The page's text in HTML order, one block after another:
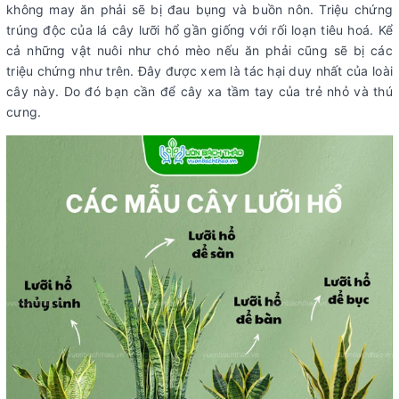
không may ăn phải sẽ bị đau bụng và buồn nôn. Triệu chứng
trúng độc của lá cây lưỡi hổ gần giống với rối loạn tiêu hoá. Kể
cả những vật nuôi như chó mèo nếu ăn phải cũng sẽ bị các
triệu chứng như trên. Đây được xem là tác hại duy nhất của loài
cây này. Do đó bạn cần để cây xa tầm tay của trẻ nhỏ và thú
cưng.